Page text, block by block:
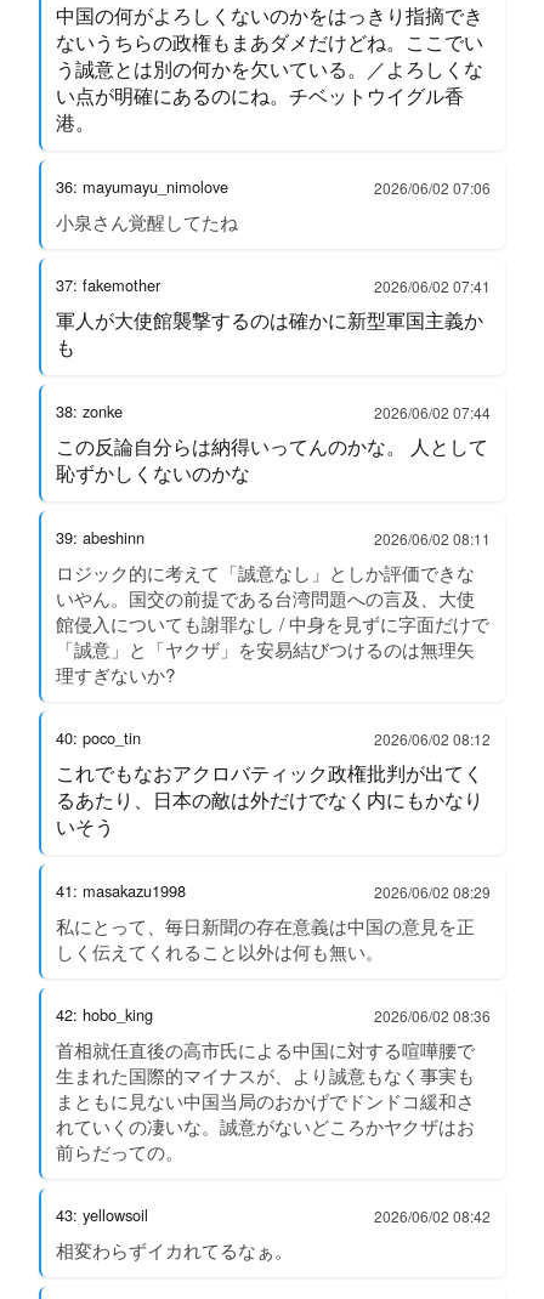
中国の何がよろしくないのかをはっきり指摘でき
ないうちらの政権もまあダメだけどね。ここでい
う誠意とは別の何かを欠いている。／よろしくな
い点が明確にあるのにね。チベットウイグル香
港。
36: mayumayu_nimolove 2026/06/02 07:06
小泉さん覚醒してたね
37: fakemother 2026/06/02 07:41
軍人が大使館襲撃するのは確かに新型軍国主義か
も
38: zonke 2026/06/02 07:44
この反論自分らは納得いってんのかな。 人として
恥ずかしくないのかな
39: abeshinn 2026/06/02 08:11
ロジック的に考えて「誠意なし」としか評価できな
いやん。国交の前提である台湾問題への言及、大使
館侵入についても謝罪なし / 中身を見ずに字面だけで
「誠意」と「ヤクザ」を安易結びつけるのは無理矢
理すぎないか?
40: poco_tin 2026/06/02 08:12
これでもなおアクロバティック政権批判が出てく
るあたり、日本の敵は外だけでなく内にもかなり
いそう
41: masakazu1998 2026/06/02 08:29
私にとって、毎日新聞の存在意義は中国の意見を正
しく伝えてくれること以外は何も無い。
42: hobo_king 2026/06/02 08:36
首相就任直後の高市氏による中国に対する喧嘩腰で
生まれた国際的マイナスが、より誠意もなく事実も
まともに見ない中国当局のおかげでドンドコ緩和さ
れていくの凄いな。誠意がないどころかヤクザはお
前らだっての。
43: yellowsoil 2026/06/02 08:42
相変わらずイカれてるなぁ。